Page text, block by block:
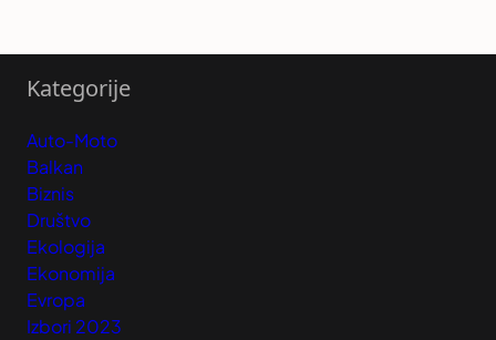
Kategorije
Auto-Moto
Balkan
Biznis
Društvo
Ekologija
Ekonomija
Evropa
Izbori 2023